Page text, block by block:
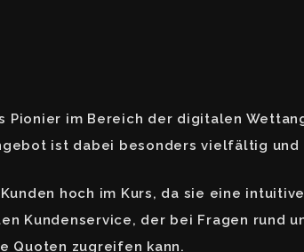
Pionier im Bereich der digitalen
ist dabei besonders vielfältig
hoch im Kurs, da sie eine
Kundenservice, der bei Fragen rund
Quoten zugreifen kann.